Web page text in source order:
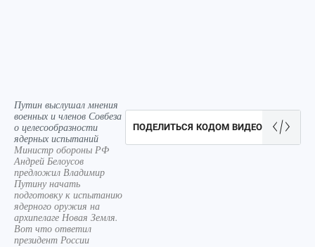
Путин выслушал мнения
военных и членов Совбеза
о целесообразности
ядерных испытаний
Министр обороны РФ
Андрей Белоусов
предложил Владимир
Путину начать
подготовку к испытанию
ядерного оружия на
архипелаге Новая Земля.
Вот что ответил
президент России
ПОДЕЛИТЬСЯ КОДОМ ВИДЕО